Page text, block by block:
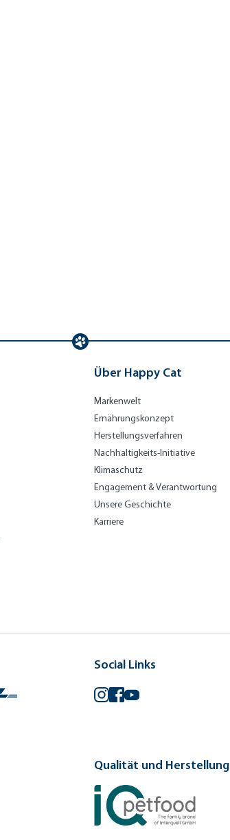
Über Happy Cat
Markenwelt
Ernährungskonzept
Herstellungsverfahren
Nachhaltigkeits-Initiative
Klimaschutz
Engagement & Verantwortung
Unsere Geschichte
Karriere
Social Links
Instagram
Facebook
YouTube
Qualität und Herstellung